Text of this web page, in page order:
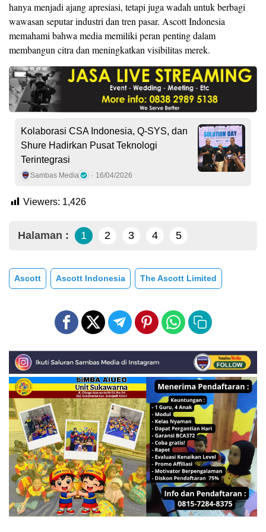
hanya menjadi ajang apresiasi, tetapi juga wadah untuk berbagi
wawasan seputar industri dan tren pasar. Ascott Indonesia
memahami bahwa media memiliki peran penting dalam
membangun citra dan meningkatkan visibilitas merek.
Kolaborasi CSA Indonesia, Q-SYS, dan
Shure Hadirkan Pusat Teknologi
Terintegrasi
Sambas Media 16/04/2026
Viewers: 1,426
Halaman : 1 2 3 4 5
Ascott Ascott Indonesia The Ascott Limited